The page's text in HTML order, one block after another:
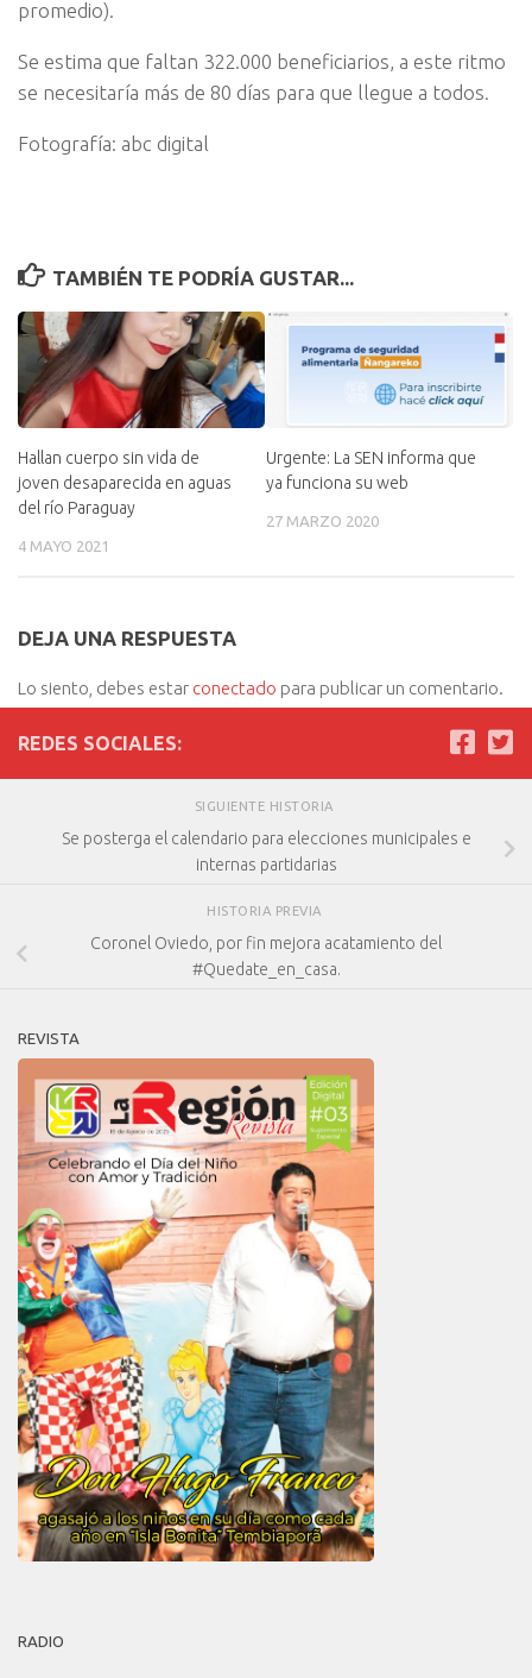
promedio).
Se estima que faltan 322.000 beneficiarios, a este ritmo
se necesitaría más de 80 días para que llegue a todos.
Fotografía: abc digital
TAMBIÉN TE PODRÍA GUSTAR...
Hallan cuerpo sin vida de
joven desaparecida en aguas
del río Paraguay
4 MAYO 2021
Urgente: La SEN informa que
ya funciona su web
27 MARZO 2020
DEJA UNA RESPUESTA
Lo siento, debes estar conectado para publicar un comentario.
REDES SOCIALES:
SIGUIENTE HISTORIA
Se posterga el calendario para elecciones municipales e
internas partidarias
HISTORIA PREVIA
Coronel Oviedo, por fin mejora acatamiento del
#Quedate_en_casa.
REVISTA
RADIO